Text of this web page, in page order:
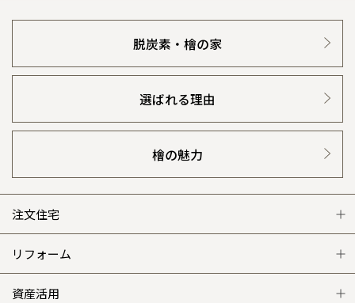
脱炭素・檜の家
選ばれる理由
檜の魅力
注文住宅
注文住宅 トップ
グレートステージ
リフォーム
リフォーム トップ
資産活用